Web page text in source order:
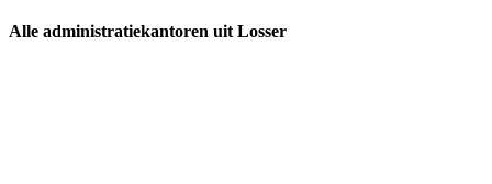
Alle administratiekantoren uit Losser